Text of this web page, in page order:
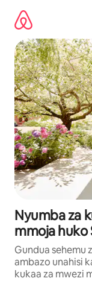
kwenda
kwenye
maudhui
Nyumba za
mmoja huko
Gundua sehemu
ambazo unahisi
kukaa za mwezi